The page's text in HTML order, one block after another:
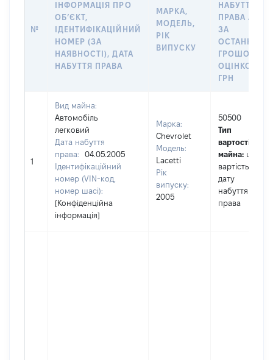
№
ІНФОРМАЦІЯ ПРО
ОБʼЄКТ,
ІДЕНТИФІКАЦІЙНИЙ
НОМЕР (ЗА
НАЯВНОСТІ), ДАТА
НАБУТТЯ ПРАВА
МАРКА,
МОДЕЛЬ,
РІК
ВИПУСКУ
НАБУТТЯ
ПРАВА АБО
ЗА
ГРОШОВОЮ
ОЦІНКОЮ,
ГРН
1
Вид майна:
Автомобіль
легковий
Дата набуття
права:
04.05.2005
Ідентифікаційний
номер (VIN-код,
номер шасі):
[Конфіденційна
інформація]
Марка:
Chevrolet
Модель:
Lacetti
Рік
випуску:
2005
50500
Тип
вартості
майна: це
вартість на
дату
набуття
права